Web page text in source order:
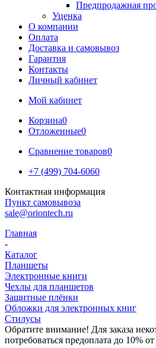
Предпродажная
Уценка
О компании
Оплата
Доставка и самовывоз
Гарантия
Контакты
Личный кабинет
Мой кабинет
Корзина0
Отложенные0
Сравнение товаров0
+7 (499) 704-6060
Контактная информация
Пункт самовывоза
sale@oriontech.ru
Главная
-
Каталог
Планшеты
Электронные книги
Чехлы для планшетов
Защитные плёнки
Обложки для электронных книг
Стилусы
Обратите внимание! Для заказа
потребоваться предоплата до 10%